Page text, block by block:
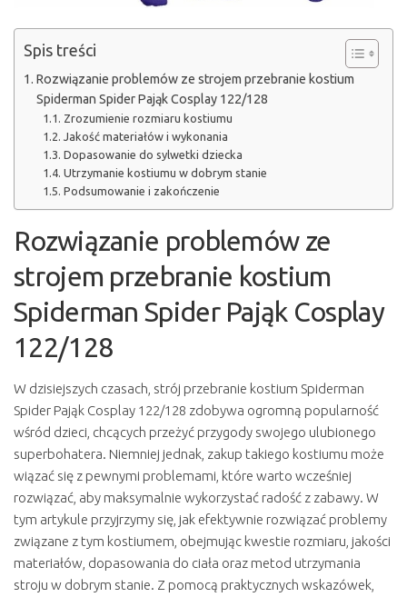
Spis treści
Rozwiązanie problemów ze strojem przebranie kostium
Spiderman Spider Pająk Cosplay 122/128
Zrozumienie rozmiaru kostiumu
Jakość materiałów i wykonania
Dopasowanie do sylwetki dziecka
Utrzymanie kostiumu w dobrym stanie
Podsumowanie i zakończenie
Rozwiązanie problemów ze
strojem przebranie kostium
Spiderman Spider Pająk Cosplay
122/128
W dzisiejszych czasach, strój przebranie kostium Spiderman
Spider Pająk Cosplay 122/128 zdobywa ogromną popularność
wśród dzieci, chcących przeżyć przygody swojego ulubionego
superbohatera. Niemniej jednak, zakup takiego kostiumu może
wiązać się z pewnymi problemami, które warto wcześniej
rozwiązać, aby maksymalnie wykorzystać radość z zabawy. W
tym artykule przyjrzymy się, jak efektywnie rozwiązać problemy
związane z tym kostiumem, obejmując kwestie rozmiaru, jakości
materiałów, dopasowania do ciała oraz metod utrzymania
stroju w dobrym stanie. Z pomocą praktycznych wskazówek,